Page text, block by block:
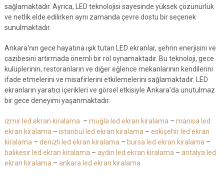
sağlamaktadır. Ayrıca, LED teknolojisi sayesinde yüksek çözünürlük
ve netlik elde edilirken aynı zamanda çevre dostu bir seçenek
sunulmaktadır.
Ankara'nın gece hayatına ışık tutan LED ekranlar, şehrin enerjisini ve
cazibesini artırmada önemli bir rol oynamaktadır. Bu teknoloji, gece
kulüplerinin, restoranların ve diğer eğlence mekanlarının kendilerini
ifade etmelerini ve misafirlerini etkilemelerini sağlamaktadır. LED
ekranların yaratıcı içerikleri ve görsel etkisiyle Ankara'da unutulmaz
bir gece deneyimi yaşanmaktadır.
izmir led ekran kiralama – muğla led ekran kiralama – manisa led
ekran kiralama – istanbul led ekran kiralama – eskişehir led ekran
kiralama – denizli led ekran kiralama – bursa led ekran kiralama –
balıkesir led ekran kiralama – aydın led ekran kiralama – antalya led
ekran kiralama – ankara led ekran kiralama